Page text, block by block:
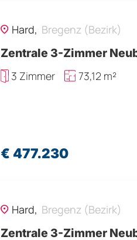
Hard, Bregenz (Bezirk)
Zentrale 3-Zimmer
3 Zimmer
73,12 m²
€ 477.230
Hard, Bregenz (Bezirk)
Zentrale 3-Zimmer